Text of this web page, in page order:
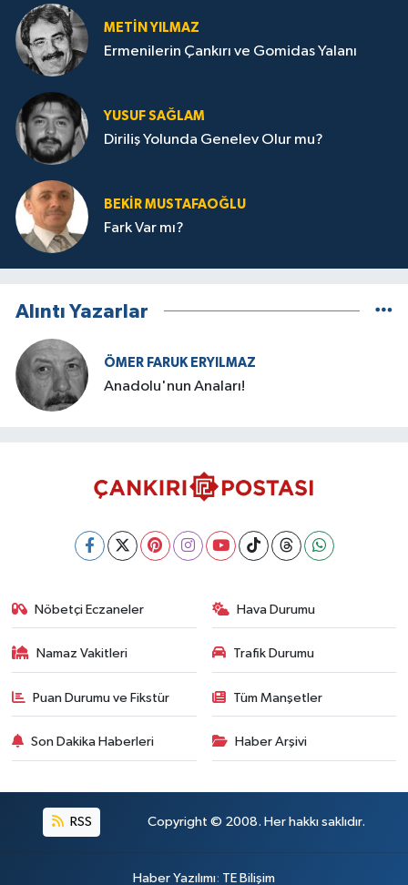
METIN YILMAZ
Ermenilerin Çankırı ve Gomidas Yalanı
YUSUF SAĞLAM
Diriliş Yolunda Genelev Olur mu?
BEKIR MUSTAFAOĞLU
Fark Var mı?
Alıntı Yazarlar
ÖMER FARUK ERYILMAZ
Anadolu'nun Anaları!
Nöbetçi Eczaneler Hava Durumu
Namaz Vakitleri Trafik Durumu
Puan Durumu ve Fikstür Tüm Manşetler
Son Dakika Haberleri Haber Arşivi
RSS Copyright © 2008. Her hakkı saklıdır.
Haber Yazılımı: TE Bilişim